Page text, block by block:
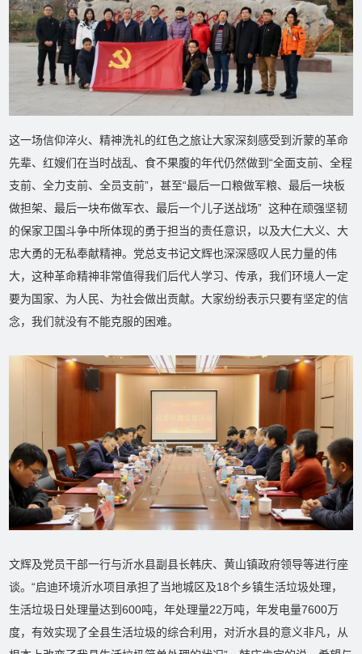
这一场信仰淬火、精神洗礼的红色之旅让大家深刻感受到沂蒙的革命
先辈、红嫂们在当时战乱、食不果腹的年代仍然做到“全面支前、全程
支前、全力支前、全员支前”，甚至“最后一口粮做军粮、最后一块板
做担架、最后一块布做军衣、最后一个儿子送战场” 这种在顽强坚韧
的保家卫国斗争中所体现的勇于担当的责任意识，以及大仁大义、大
忠大勇的无私奉献精神。党总支书记文辉也深深感叹人民力量的伟
大，这种革命精神非常值得我们后代人学习、传承，我们环境人一定
要为国家、为人民、为社会做出贡献。大家纷纷表示只要有坚定的信
念，我们就没有不能克服的困难。
文辉及党员干部一行与沂水县副县长韩庆、黄山镇政府领导等进行座
谈。“启迪环境沂水项目承担了当地城区及18个乡镇生活垃圾处理，
生活垃圾日处理量达到600吨，年处理量22万吨，年发电量7600万
度，有效实现了全县生活垃圾的综合利用，对沂水县的意义非凡，从